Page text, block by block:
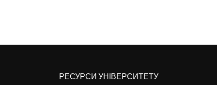
РЕСУРСИ УНІВЕРСИТЕТУ